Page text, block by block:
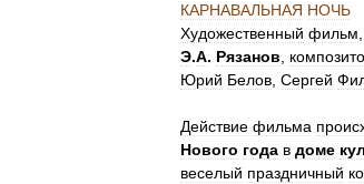
КАРНАВАЛЬНАЯ НОЧЬ
Художественный фильм
Э.А. Рязанов
Юрий Белов Сергей
Действие фильма
Нового года в доме
веселый праздничный